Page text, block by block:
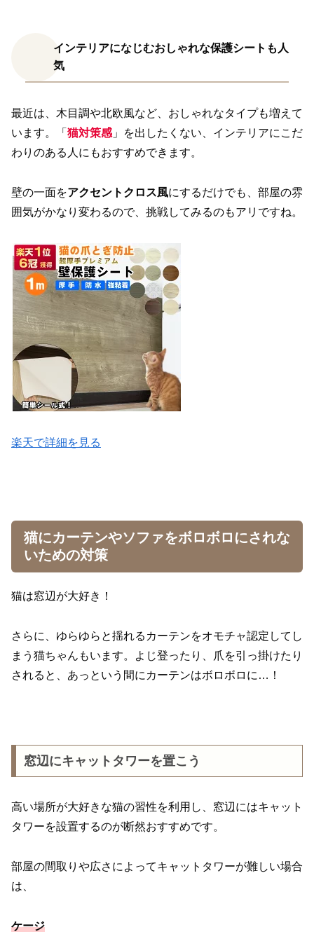
インテリアになじむおしゃれな保護シートも人
気
最近は、木目調や北欧風など、おしゃれなタイプも増えて
います。「 猫対策感 」を出したくない、インテリアにこだ
わりのある人にもおすすめできます。
壁の一面をアクセントクロス風にするだけでも、部屋の雰
囲気がかなり変わるので、挑戦してみるのもアリですね。
楽天で詳細を見る
猫にカーテンやソファをボロボロにされな
いための対策
猫は窓辺が大好き！
さらに、ゆらゆらと揺れるカーテンをオモチャ認定してし
まう猫ちゃんもいます。よじ登ったり、爪を引っ掛けたり
されると、あっという間にカーテンはボロボロに…！
窓辺にキャットタワーを置こう
高い場所が大好きな猫の習性を利用し、窓辺にはキャット
タワーを設置するのが断然おすすめです。
部屋の間取りや広さによってキャットタワーが難しい場合
は、
ケージ